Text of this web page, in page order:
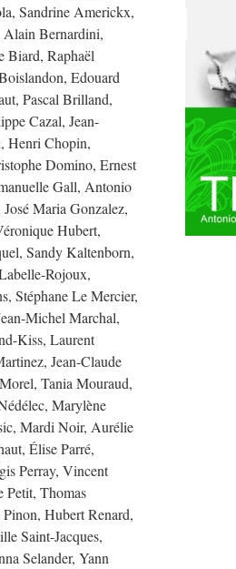
Sandrine Americkx,
Bernardini,
Biard, Raphaël
Edouard
Pascal Brilland,
Cazal, Jean-
Henri Chopin,
Domino, Ernest
Gall, Antonio
Maria Gonzalez,
Hubert,
Sandy Kaltenborn,
Rojoux,
Stéphane Le Mercier,
Michel Marchal,
Kiss, Laurent
Jean-Claude
Tania Mouraud,
Marylène
Mardi Noir, Aurélie
Élise Parré,
Perray, Vincent
Petit, Thomas
Hubert Renard,
Saint-Jacques,
Selander, Yann